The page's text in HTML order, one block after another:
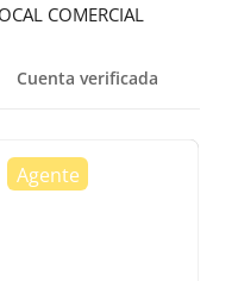
COMERCIAL
Cuenta verificada